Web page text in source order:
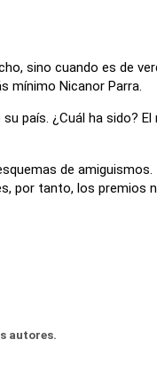
sino cuando es de
mínimo Nicanor Parra.
país. ¿Cuál ha sido?
de
por tanto, los premios
autores.